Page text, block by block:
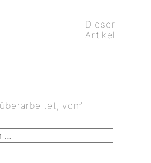
Dieser
Artikel
von”